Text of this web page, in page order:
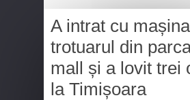
A intrat cu
trotuarul din
mall și a lovit trei
la Timișoara